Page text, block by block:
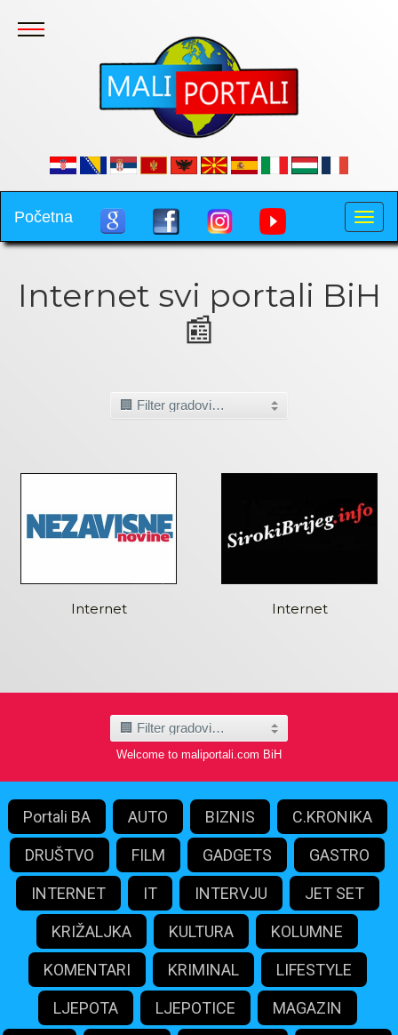
Toggle
Početna
Internet svi portali BiH
📰
Internet Internet
Welcome to maliportali.com BiH
Portali BA AUTO BIZNIS C.KRONIKA
DRUŠTVO FILM GADGETS GASTRO
INTERNET IT INTERVJU JET SET
KRIŽALJKA KULTURA KOLUMNE
KOMENTARI KRIMINAL LIFESTYLE
LJEPOTA LJEPOTICE MAGAZIN